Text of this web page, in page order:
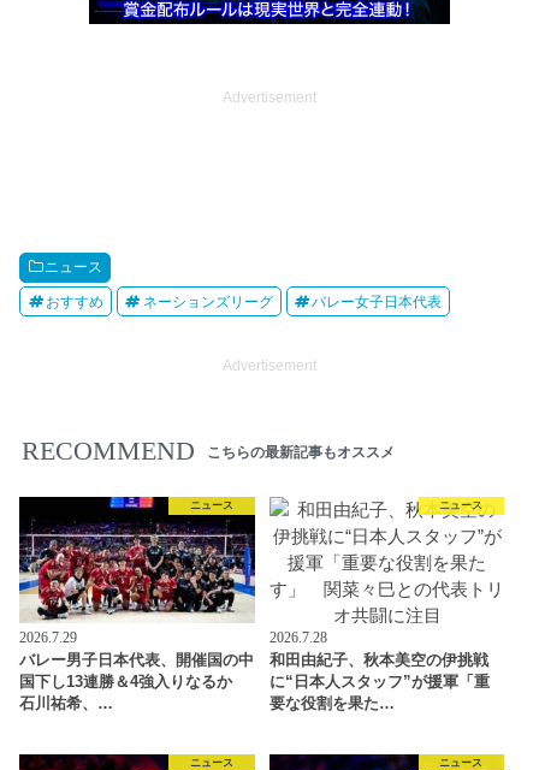
Advertisement
ニュース
おすすめ ネーションズリーグ バレー女子日本代表
Advertisement
RECOMMEND こちらの最新記事もオススメ
ニュース
2026.7.29
バレー男子日本代表、開催国の中
国下し13連勝＆4強入りなるか
石川祐希、…
ニュース
2026.7.28
和田由紀子、秋本美空の伊挑戦
に“日本人スタッフ”が援軍「重
要な役割を果た…
ニュース ニュース